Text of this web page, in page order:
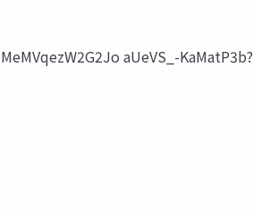
aUeVS_-KaMatP3b?